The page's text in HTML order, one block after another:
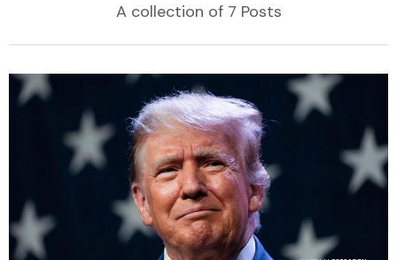
A collection of 7 Posts